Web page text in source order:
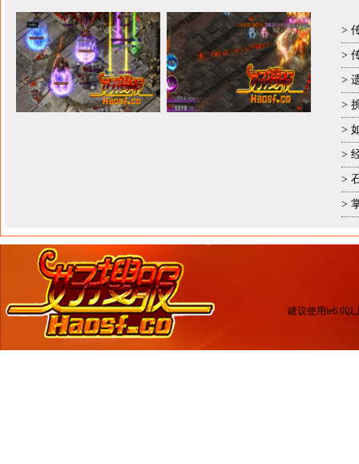
>
>
>
>
>
>
>
>
建议使用ie6.0以